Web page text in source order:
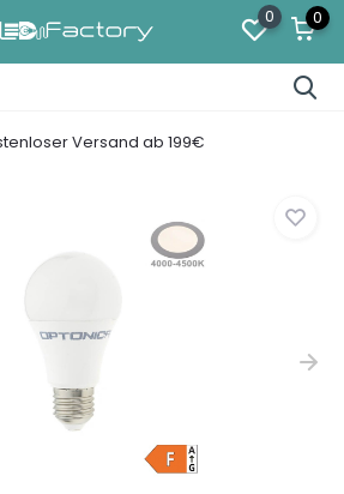
0 0
Versand ab 199€